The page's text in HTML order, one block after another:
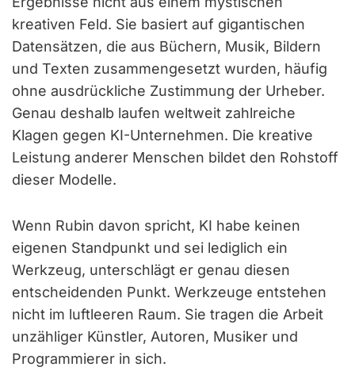
kreativen Feld. Sie basiert auf gigantischen
Datensätzen, die aus Büchern, Musik, Bildern
und Texten zusammengesetzt wurden, häufig
ohne ausdrückliche Zustimmung der Urheber.
Genau deshalb laufen weltweit zahlreiche
Klagen gegen KI-Unternehmen. Die kreative
Leistung anderer Menschen bildet den Rohstoff
dieser Modelle.
Wenn Rubin davon spricht, KI habe keinen
eigenen Standpunkt und sei lediglich ein
Werkzeug, unterschlägt er genau diesen
entscheidenden Punkt. Werkzeuge entstehen
nicht im luftleeren Raum. Sie tragen die Arbeit
unzähliger Künstler, Autoren, Musiker und
Programmierer in sich.